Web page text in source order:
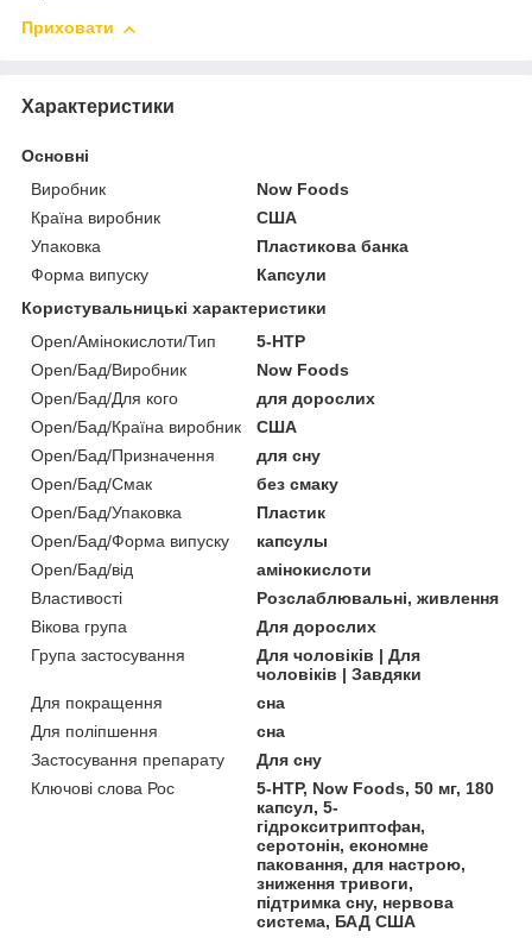
Приховати
Характеристики
Основні
Виробник
Now Foods
Країна виробник
США
Упаковка
Пластикова банка
Форма випуску
Капсули
Користувальницькі характеристики
Open/Амінокислоти/Тип
5-HTP
Open/Бад/Виробник
Now Foods
Open/Бад/Для кого
для дорослих
Open/Бад/Країна виробник
США
Open/Бад/Призначення
для сну
Open/Бад/Смак
без смаку
Open/Бад/Упаковка
Пластик
Open/Бад/Форма випуску
капсулы
Open/Бад/від
амінокислоти
Властивості
Розслаблювальні, живлення
Вікова група
Для дорослих
Група застосування
Для чоловіків | Для
чоловіків | Завдяки
Для покращення
сна
Для поліпшення
сна
Застосування препарату
Для сну
Ключові слова Рос
5-HTP, Now Foods, 50 мг, 180
капсул, 5-
гідрокситриптофан,
серотонін, економне
паковання, для настрою,
зниження тривоги,
підтримка сну, нервова
система, БАД США